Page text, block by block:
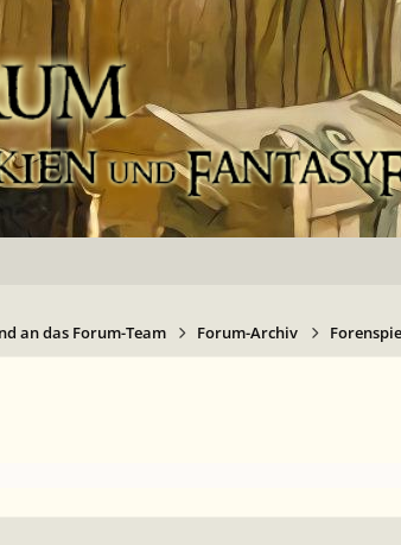
an das Forum-Team Forum-Archiv